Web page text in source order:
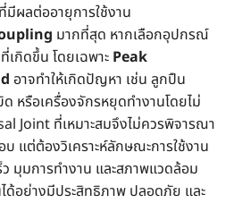
ผลต่ออายุการใช้งาน
มากที่สุด หากเลือกอุปกรณ์
กิดขึ้น โดยเฉพาะ Peak
อาจทำให้เกิดปัญหา เช่น ลูกปืน
หรือเครื่องจักรหยุดทำงานโดยไม่
Joint ที่เหมาะสมจึงไม่ควรพิจารณา
บ แต่ต้องวิเคราะห์ลักษณะการใช้งาน
มุมการทำงาน และสภาพแวดล้อม
ด้อย่างมีประสิทธิภาพ ปลอดภัย และ